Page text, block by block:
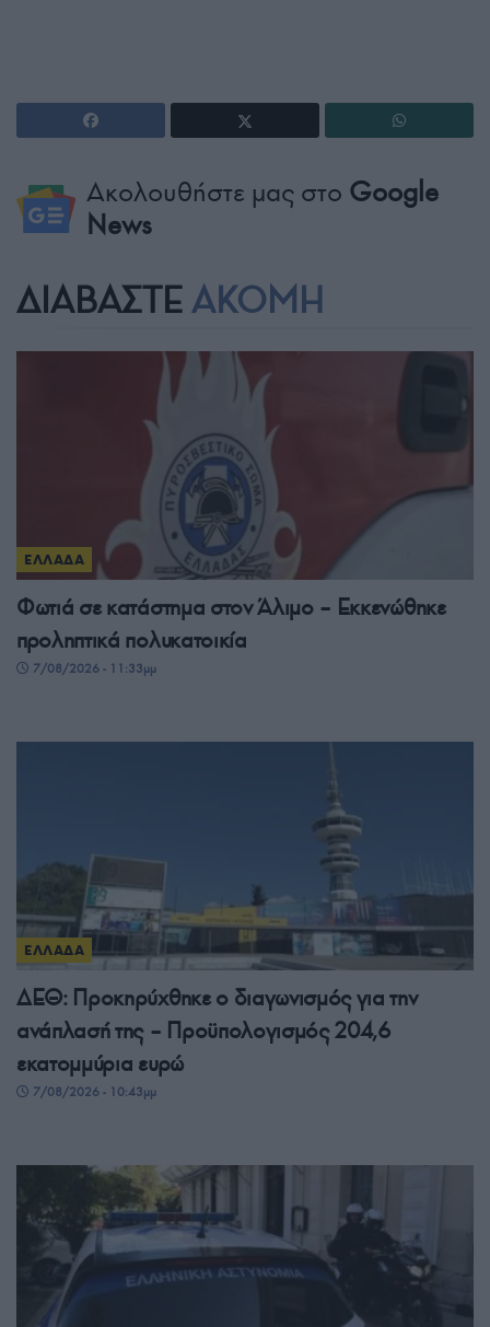
Ακολουθήστε μας στο Google
News
ΔΙΑΒΑΣΤΕ ΑΚΟΜΗ
ΕΛΛΑΔΑ
Φωτιά σε κατάστημα στον Άλιμο – Εκκενώθηκε
προληπτικά πολυκατοικία
7/08/2026 - 11:33μμ
ΕΛΛΑΔΑ
ΔΕΘ: Προκηρύχθηκε ο διαγωνισμός για την
ανάπλασή της – Προϋπολογισμός 204,6
εκατομμύρια ευρώ
7/08/2026 - 10:43μμ